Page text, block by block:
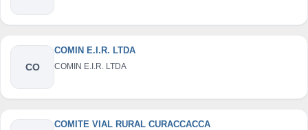
CO
COMIN E.I.R. LTDA
COMIN E.I.R. LTDA
COMITE VIAL RURAL CURACCACCA